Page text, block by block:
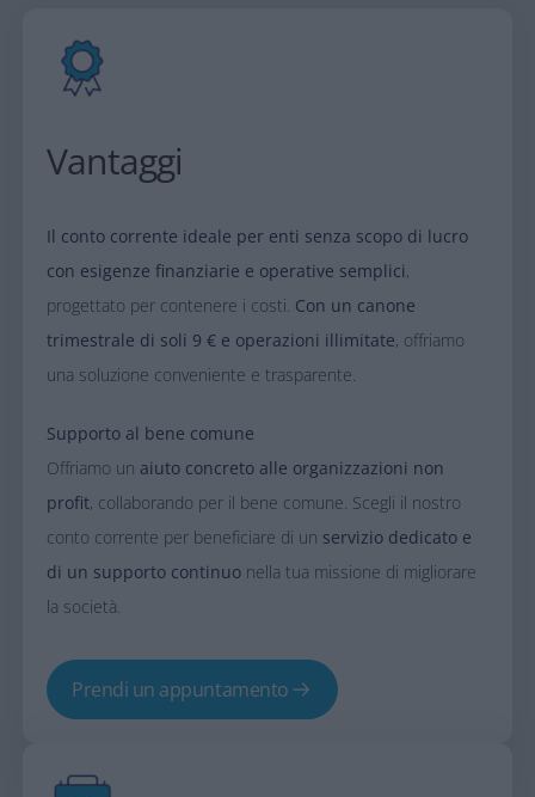
Vantaggi
Il conto corrente ideale per enti senza scopo di lucro
con esigenze finanziarie e operative semplici,
progettato per contenere i costi. Con un canone
trimestrale di soli 9 € e operazioni illimitate, offriamo
una soluzione conveniente e trasparente.​
Supporto al bene comune​
Offriamo un aiuto concreto alle organizzazioni non
profit, collaborando per il bene comune. Scegli il nostro
conto corrente per beneficiare di un servizio dedicato e
di un supporto continuo nella tua missione di migliorare
la società.
Prendi un appuntamento